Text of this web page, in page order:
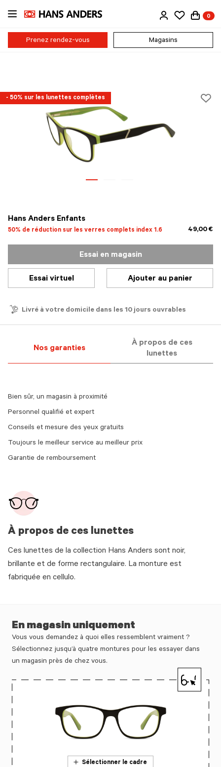
Passer
contenu
principal
0
Prenez rendez-vous Magasins
- 50% sur les lunettes complètes
Hans Anders Enfants
50% de réduction sur les verres complets index 1.6 49,00 €
Essai en magasin
Essai virtuel Ajouter au panier
Livré à votre domicile dans les 10 jours ouvrables
Nos garanties
À propos de ces
lunettes
À propos de ces lunettes
Ces lunettes de la collection Hans Anders sont noir,
brillante et de forme rectangulaire. La monture est
fabriquée en cellulo.
Bien sûr, un magasin à proximité
Personnel qualifié et expert
Conseils et mesure des yeux gratuits
Toujours le meilleur service au meilleur prix
Garantie de remboursement
En magasin uniquement
Vous vous demandez à quoi elles ressemblent vraiment ?
Sélectionnez jusqu’à quatre montures pour les essayer dans
un magasin près de chez vous.
Sélectionner le cadre